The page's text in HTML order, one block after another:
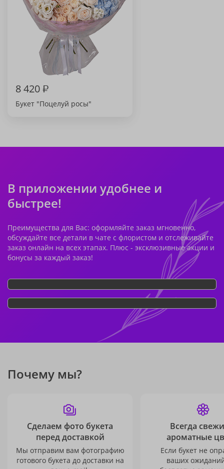
8 420₽
Букет "Поцелуй росы"
В приложении удобнее и
быстрее!
Преимущества для Вас: оформляйте заказ мгновенно,
обсуждайте все детали в чате с флористом и отслеживайте
заказ онлайн на всех этапах. Плюс - эксклюзивные акции и
бонусы за каждый заказ!
Почему мы?
Сделаем фото букета
перед доставкой
Мы отправим вам фотографию
готового букета до доставки на
Всегда
ароматные
Если букет не
ваших